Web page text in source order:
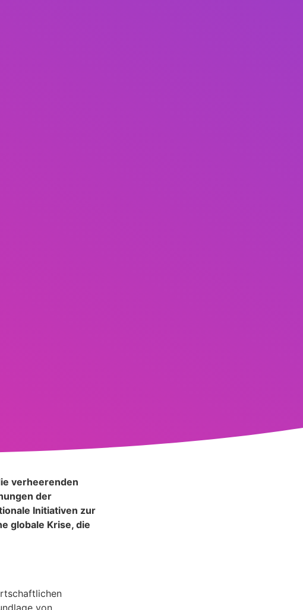
verheerenden
der
Initiativen zur
globale Krise, die